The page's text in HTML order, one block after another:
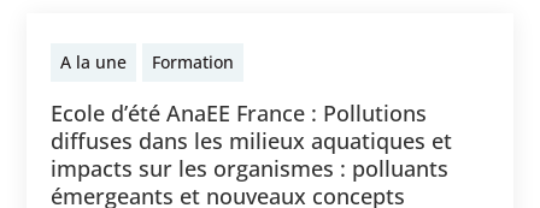
A la une Formation
Ecole d’été AnaEE France : Pollutions
diffuses dans les milieux aquatiques et
impacts sur les organismes : polluants
émergeants et nouveaux concepts